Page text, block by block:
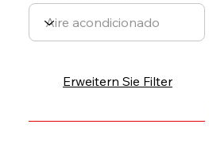
Erweitern Sie Filter